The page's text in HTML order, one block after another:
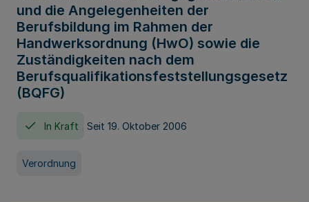
und die Angelegenheiten der
Berufsbildung im Rahmen der
Handwerksordnung (HwO) sowie die
Zuständigkeiten nach dem
Berufsqualifikationsfeststellungsgesetz
(BQFG)
In Kraft Seit 19. Oktober 2006
Verordnung